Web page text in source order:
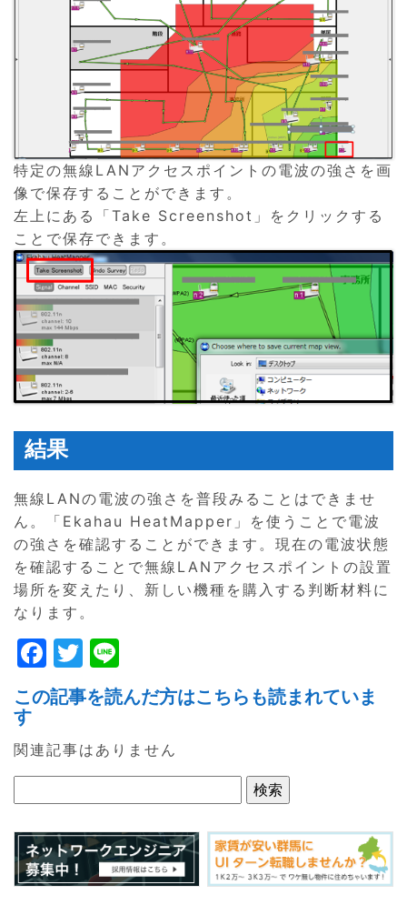
特定の無線LANアクセスポイントの電波の強さを画
像で保存することができます。
左上にある「Take Screenshot」をクリックする
ことで保存できます。
結果
無線LANの電波の強さを普段みることはできませ
ん。「Ekahau HeatMapper」を使うことで電波
の強さを確認することができます。現在の電波状態
を確認することで無線LANアクセスポイントの設置
場所を変えたり、新しい機種を購入する判断材料に
なります。
F
a
c
e
b
o
o
k
T
w
itt
er
n
e
この記事を読んだ方はこちらも読まれていま
す
関連記事はありません